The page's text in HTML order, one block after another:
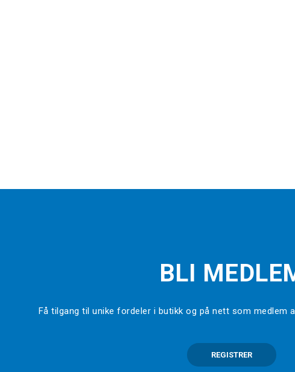
BLI
Få tilgang til unike fordeler i butikk og på nett som medlem
REGISTRER